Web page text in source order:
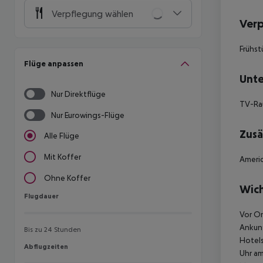
Verpflegung wählen
Flüge anpassen
Nur Direktflüge
Nur Eurowings-Flüge
Alle Flüge
Mit Koffer
Ohne Koffer
Flugdauer
Flugdauer
Bis zu 24 Stunden
Abflugzeiten
Abflugzeiten
TV-
Vor
Uhr